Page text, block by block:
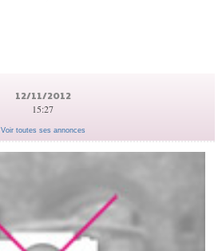
12/11/2012
15:27
Voir toutes ses annonces